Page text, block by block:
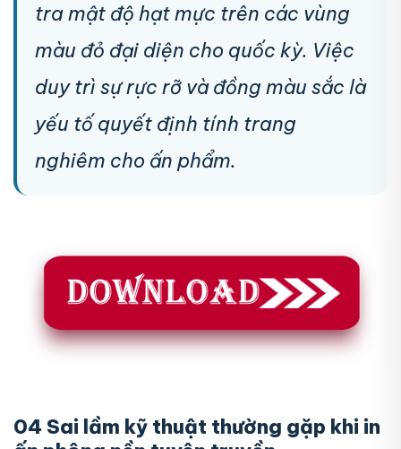
tra mật độ hạt mực trên các vùng
màu đỏ đại diện cho quốc kỳ. Việc
duy trì sự rực rỡ và đồng màu sắc là
yếu tố quyết định tính trang
nghiêm cho ấn phẩm.
04 Sai lầm kỹ thuật thường gặp khi in